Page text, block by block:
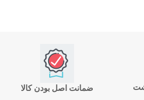
ضمانت اصل بودن کالا